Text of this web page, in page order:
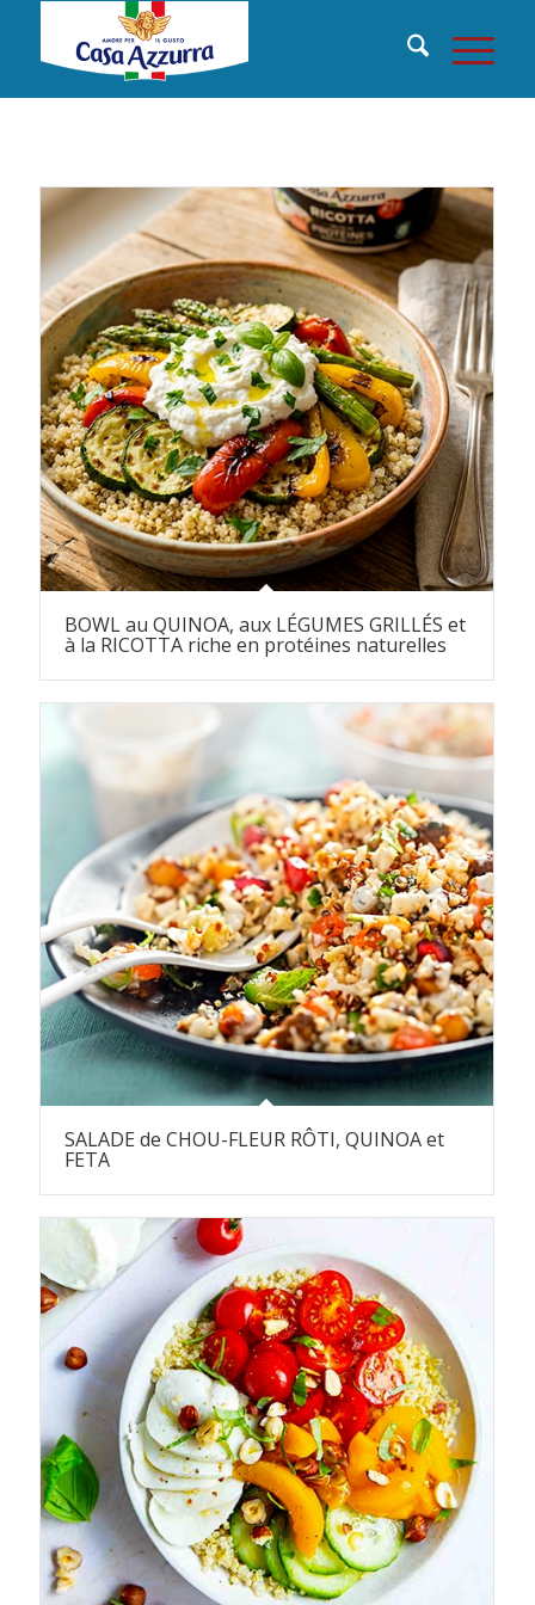
BOWL au QUINOA, aux LÉGUMES GRILLÉS et
à la RICOTTA riche en protéines naturelles
SALADE de CHOU-FLEUR RÔTI, QUINOA et
FETA